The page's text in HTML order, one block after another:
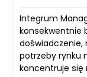
Integrum
konsekwentnie
doświadczenie,
potrzeby rynku
koncentruje się